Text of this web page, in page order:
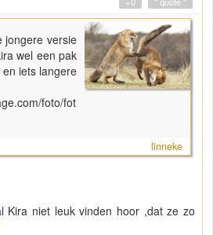
jongere versie
wel een pak
iets langere
foto/fot
linneke
Kira niet leuk vinden hoor ,dat ze zo